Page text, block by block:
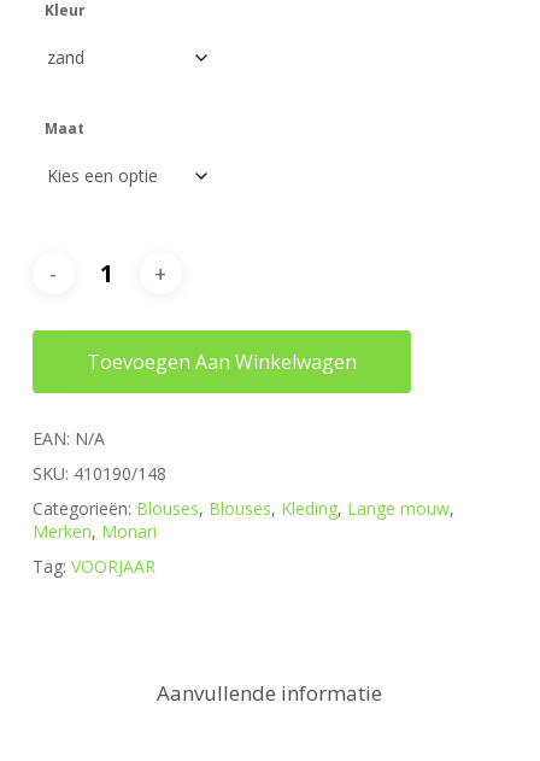
Kleur
Maat
Toevoegen Aan Winkelwagen
EAN: N/A
SKU: 410190/148
Categorieën: Blouses, Blouses, Kleding, Lange mouw,
Merken, Monari
Tag: VOORJAAR
Aanvullende informatie